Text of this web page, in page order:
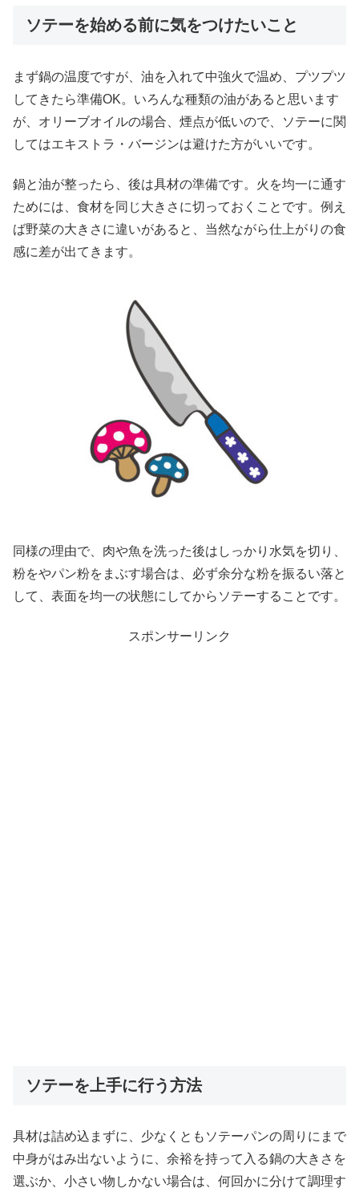
ソテーを始める前に気をつけたいこと
まず鍋の温度ですが、油を入れて中強火で温め、プツプツ
してきたら準備OK。いろんな種類の油があると思います
が、オリーブオイルの場合、煙点が低いので、ソテーに関
してはエキストラ・バージンは避けた方がいいです。
鍋と油が整ったら、後は具材の準備です。火を均一に通す
ためには、食材を同じ大きさに切っておくことです。例え
ば野菜の大きさに違いがあると、当然ながら仕上がりの食
感に差が出てきます。
同様の理由で、肉や魚を洗った後はしっかり水気を切り、
粉をやパン粉をまぶす場合は、必ず余分な粉を振るい落と
して、表面を均一の状態にしてからソテーすることです。
スポンサーリンク
ソテーを上手に行う方法
具材は詰め込まずに、少なくともソテーパンの周りにまで
中身がはみ出ないように、余裕を持って入る鍋の大きさを
選ぶか、小さい物しかない場合は、何回かに分けて調理す